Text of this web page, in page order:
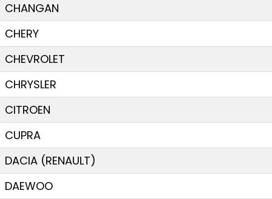
CHANGAN
CHERY
CHEVROLET
CHRYSLER
CITROEN
CUPRA
DACIA (RENAULT)
DAEWOO